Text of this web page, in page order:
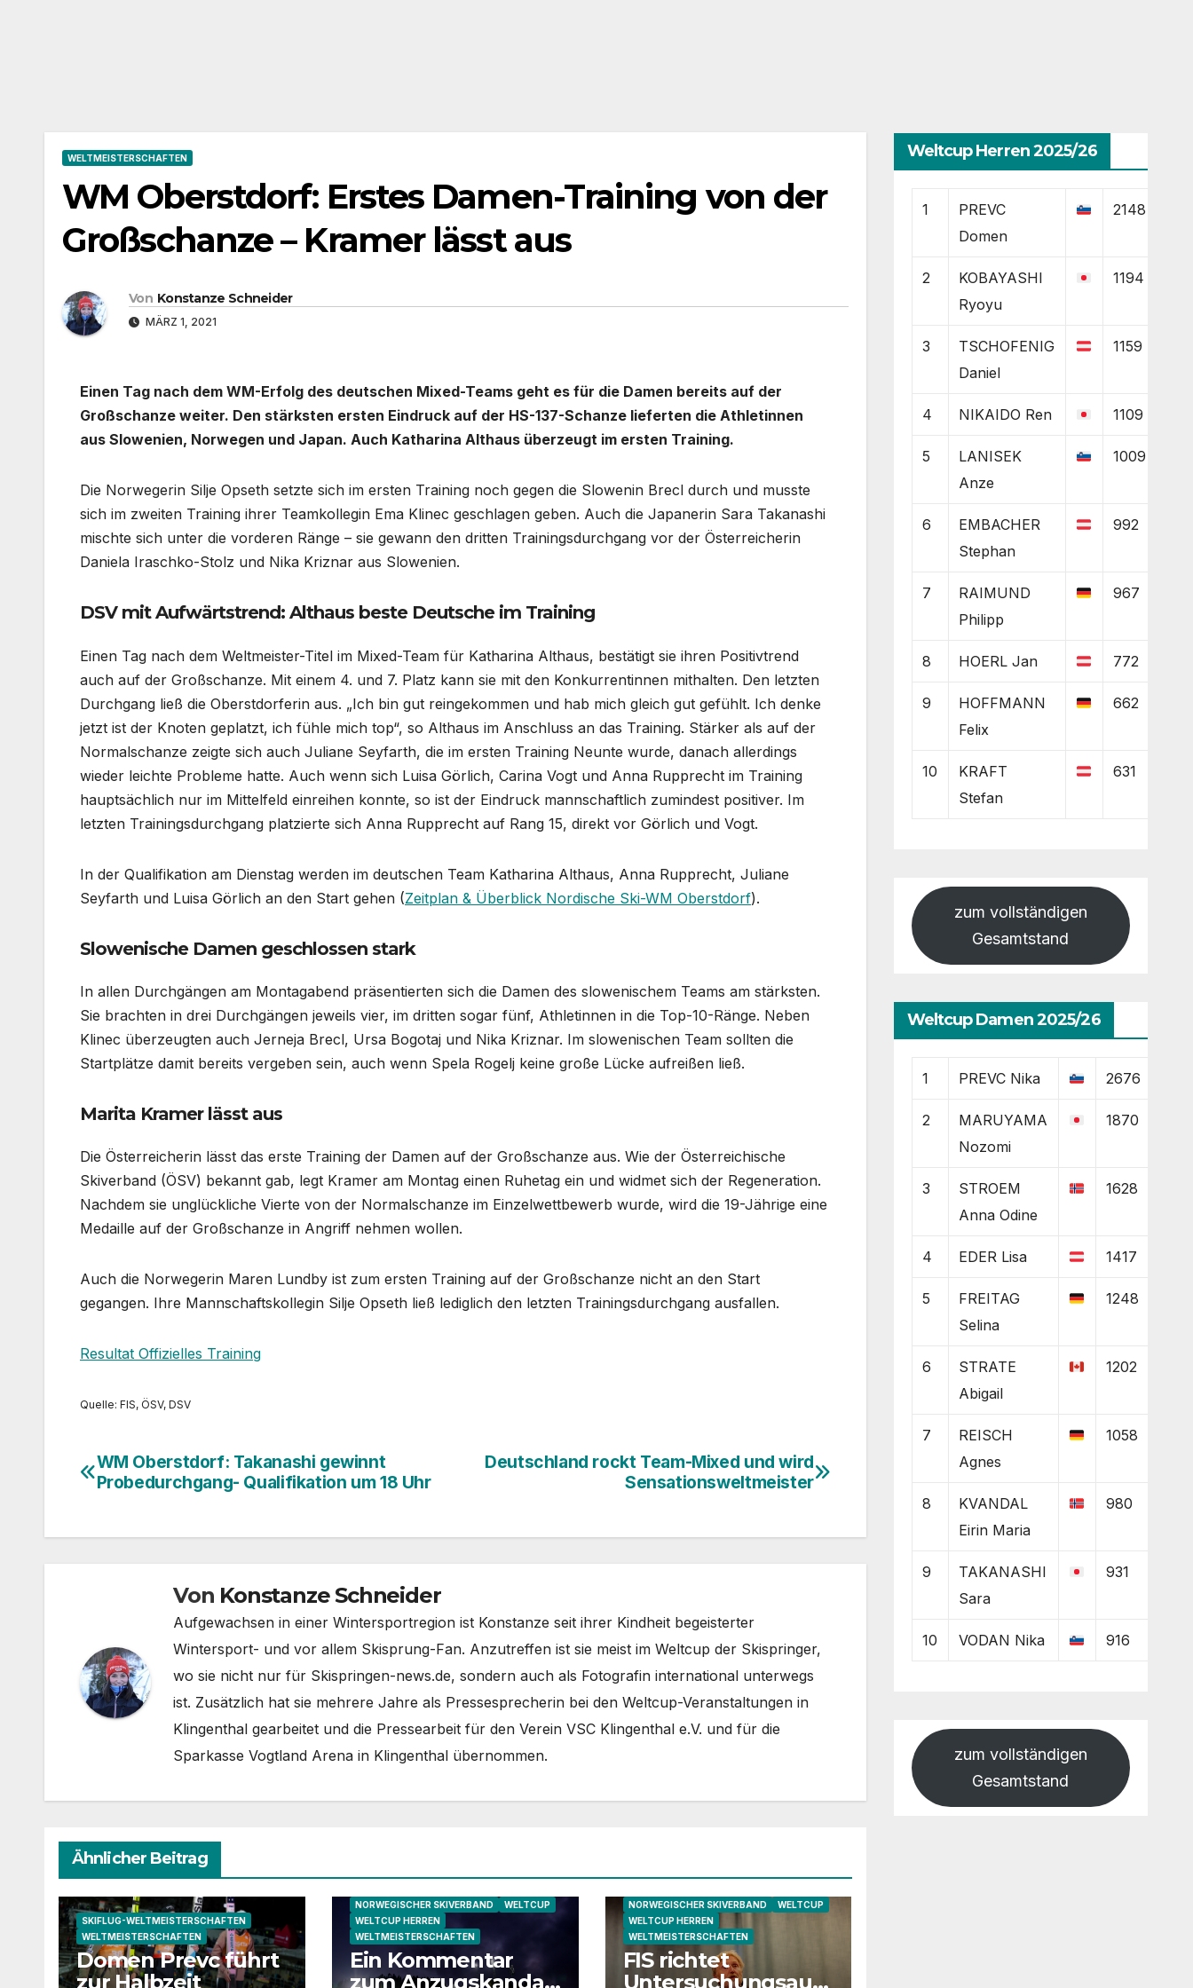
WELTMEISTERSCHAFTEN
WM Oberstdorf: Erstes Damen-Training von der
Großschanze – Kramer lässt aus
Von Konstanze Schneider
MÄRZ 1, 2021
Einen Tag nach dem WM-Erfolg des deutschen Mixed-Teams geht es für die Damen bereits auf der
Großschanze weiter. Den stärksten ersten Eindruck auf der HS-137-Schanze lieferten die Athletinnen
aus Slowenien, Norwegen und Japan. Auch Katharina Althaus überzeugt im ersten Training.
Die Norwegerin Silje Opseth setzte sich im ersten Training noch gegen die Slowenin Brecl durch und musste
sich im zweiten Training ihrer Teamkollegin Ema Klinec geschlagen geben. Auch die Japanerin Sara Takanashi
mischte sich unter die vorderen Ränge – sie gewann den dritten Trainingsdurchgang vor der Österreicherin
Daniela Iraschko-Stolz und Nika Kriznar aus Slowenien.
DSV mit Aufwärtstrend: Althaus beste Deutsche im Training
Einen Tag nach dem Weltmeister-Titel im Mixed-Team für Katharina Althaus, bestätigt sie ihren Positivtrend
auch auf der Großschanze. Mit einem 4. und 7. Platz kann sie mit den Konkurrentinnen mithalten. Den letzten
Durchgang ließ die Oberstdorferin aus. „Ich bin gut reingekommen und hab mich gleich gut gefühlt. Ich denke
jetzt ist der Knoten geplatzt, ich fühle mich top“, so Althaus im Anschluss an das Training. Stärker als auf der
Normalschanze zeigte sich auch Juliane Seyfarth, die im ersten Training Neunte wurde, danach allerdings
wieder leichte Probleme hatte. Auch wenn sich Luisa Görlich, Carina Vogt und Anna Rupprecht im Training
hauptsächlich nur im Mittelfeld einreihen konnte, so ist der Eindruck mannschaftlich zumindest positiver. Im
letzten Trainingsdurchgang platzierte sich Anna Rupprecht auf Rang 15, direkt vor Görlich und Vogt.
In der Qualifikation am Dienstag werden im deutschen Team Katharina Althaus, Anna Rupprecht, Juliane
Seyfarth und Luisa Görlich an den Start gehen (Zeitplan & Überblick Nordische Ski-WM Oberstdorf).
Slowenische Damen geschlossen stark
In allen Durchgängen am Montagabend präsentierten sich die Damen des slowenischem Teams am stärksten.
Sie brachten in drei Durchgängen jeweils vier, im dritten sogar fünf, Athletinnen in die Top-10-Ränge. Neben
Klinec überzeugten auch Jerneja Brecl, Ursa Bogotaj und Nika Kriznar. Im slowenischen Team sollten die
Startplätze damit bereits vergeben sein, auch wenn Spela Rogelj keine große Lücke aufreißen ließ.
Marita Kramer lässt aus
Die Österreicherin lässt das erste Training der Damen auf der Großschanze aus. Wie der Österreichische
Skiverband (ÖSV) bekannt gab, legt Kramer am Montag einen Ruhetag ein und widmet sich der Regeneration.
Nachdem sie unglückliche Vierte von der Normalschanze im Einzelwettbewerb wurde, wird die 19-Jährige eine
Medaille auf der Großschanze in Angriff nehmen wollen.
Auch die Norwegerin Maren Lundby ist zum ersten Training auf der Großschanze nicht an den Start
gegangen. Ihre Mannschaftskollegin Silje Opseth ließ lediglich den letzten Trainingsdurchgang ausfallen.
Resultat Offizielles Training
Quelle: FIS, ÖSV, DSV
Beitragsnavigation
Deutschland rockt Team-Mixed und wird
Sensationsweltmeister
WM Oberstdorf: Takanashi gewinnt
Probedurchgang- Qualifikation um 18 Uhr
Von Konstanze Schneider
Aufgewachsen in einer Wintersportregion ist Konstanze seit ihrer Kindheit begeisterter
Wintersport- und vor allem Skisprung-Fan. Anzutreffen ist sie meist im Weltcup der Skispringer,
wo sie nicht nur für Skispringen-news.de, sondern auch als Fotografin international unterwegs
ist. Zusätzlich hat sie mehrere Jahre als Pressesprecherin bei den Weltcup-Veranstaltungen in
Klingenthal gearbeitet und die Pressearbeit für den Verein VSC Klingenthal e.V. und für die
Sparkasse Vogtland Arena in Klingenthal übernommen.
Ähnlicher Beitrag
SKIFLUG-WELTMEISTERSCHAFTEN
WELTMEISTERSCHAFTEN
Domen Prevc führt
zur Halbzeit
NORWEGISCHER SKIVERBAND
WELTCUP
WELTCUP HERREN
WELTMEISTERSCHAFTEN
Ein Kommentar
zum Anzugskandal
NORWEGISCHER SKIVERBAND
WELTCUP
WELTCUP HERREN
WELTMEISTERSCHAFTEN
FIS richtet
Untersuchungsauss
Weltcup Herren 2025/26
1
PREVC
Domen
2148
2
KOBAYASHI
Ryoyu
1194
3
TSCHOFENIG
Daniel
1159
4 NIKAIDO Ren 1109
5
LANISEK
Anze
1009
6
EMBACHER
Stephan
992
7
RAIMUND
Philipp
967
8 HOERL Jan 772
9
HOFFMANN
Felix
662
10
KRAFT
Stefan
631
zum vollständigen
Gesamtstand
Weltcup Damen 2025/26
1 PREVC Nika 2676
2
MARUYAMA
Nozomi
1870
3
STROEM
Anna Odine
1628
4 EDER Lisa 1417
5
FREITAG
Selina
1248
6
STRATE
Abigail
1202
7
REISCH
Agnes
1058
8
KVANDAL
Eirin Maria
980
9
TAKANASHI
Sara
931
10 VODAN Nika 916
zum vollständigen
Gesamtstand